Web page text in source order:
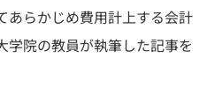
あらかじめ費用計上する会計
学院の教員が執筆した記事を